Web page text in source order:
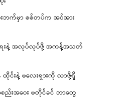
းဘက်မှာ စစ်တပ်က အင်အား
ရေးနဲ့ အလုပ်လုပ်ဖို့ အကန့်အသတ်
န် ထိုင်းနဲ့ မလေးရှားကို လာဖို့ရှိ
းအဝေး မတိုင်ခင် ဘာတွေ